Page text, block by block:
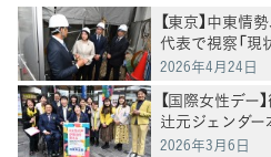
【東京】中東
代表で視察「
に求めていきた
2026年4月24日
【国際女性デー
辻元ジェンダ
2026年3月6日